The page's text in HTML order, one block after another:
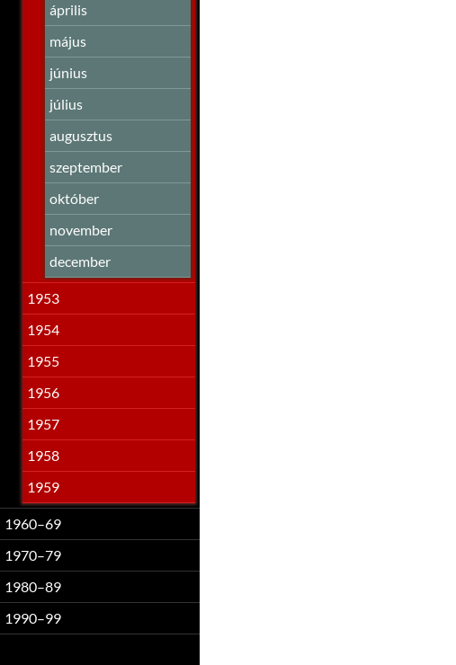
április
május
június
július
augusztus
szeptember
október
november
december
1953
1954
1955
1956
1957
1958
1959
1960–69
1970–79
1980–89
1990–99